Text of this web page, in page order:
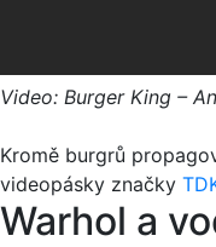
Video: Burger King –
Kromě burgrů
videopásky značky
Warhol a